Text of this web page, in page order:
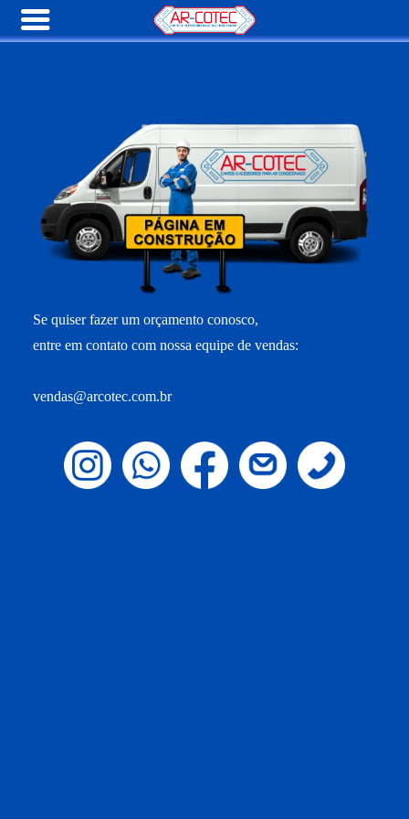
Se quiser fazer um orçamento conosco,
entre em contato com nossa equipe de vendas:
vendas@arcotec.com.br